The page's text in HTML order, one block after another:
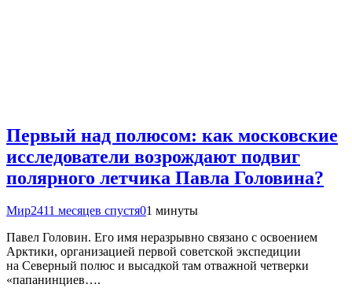
Первый над полюсом: как московские
исследователи возрождают подвиг
полярного летчика Павла Головина?
Мир2411 месяцев спустя01 минуты
Павел Головин. Его имя неразрывно связано с освоением
Арктики, организацией первой советской экспедиции
на Северный полюс и высадкой там отважной четверки
«папанинциев….